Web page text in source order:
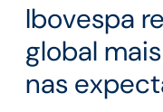
Ibovespa
global
nas